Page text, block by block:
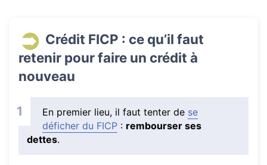
Crédit FICP : ce qu’il faut
retenir pour faire un crédit à
nouveau
En premier lieu, il faut tenter de se
déficher du FICP : rembourser ses
dettes.